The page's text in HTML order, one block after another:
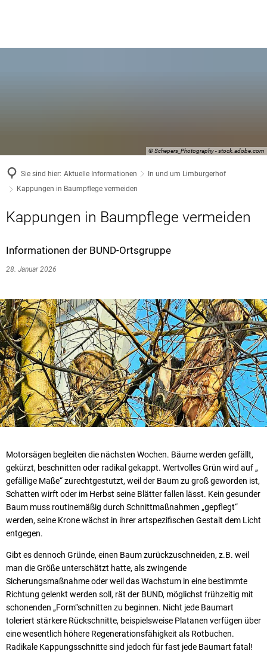
© Schepers_Photography - stock.adobe.com
Sie sind hier: Aktuelle Informationen
In und um Limburgerhof
Kappungen in Baumpflege vermeiden
Kappungen in Baumpflege vermeiden
Informationen der BUND-Ortsgruppe
28. Januar 2026
Motorsägen begleiten die nächsten Wochen. Bäume werden gefällt,
gekürzt, beschnitten oder radikal gekappt. Wertvolles Grün wird auf „
gefällige Maße“ zurechtgestutzt, weil der Baum zu groß geworden ist,
Schatten wirft oder im Herbst seine Blätter fallen lässt. Kein gesunder
Baum muss routinemäßig durch Schnittmaßnahmen „gepflegt“
werden, seine Krone wächst in ihrer artspezifischen Gestalt dem Licht
entgegen.
Gibt es dennoch Gründe, einen Baum zurückzuschneiden, z.B. weil
man die Größe unterschätzt hatte, als zwingende
Sicherungsmaßnahme oder weil das Wachstum in eine bestimmte
Richtung gelenkt werden soll, rät der BUND, möglichst frühzeitig mit
schonenden „Form“schnitten zu beginnen. Nicht jede Baumart
toleriert stärkere Rückschnitte, beispielsweise Platanen verfügen über
eine wesentlich höhere Regenerationsfähigkeit als Rotbuchen.
Radikale Kappungsschnitte sind jedoch für fast jede Baumart fatal!